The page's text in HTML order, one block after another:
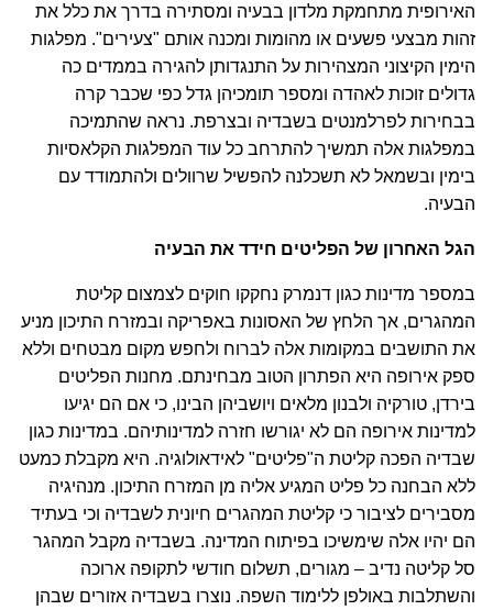
האירופית מתחמקת מלדון בבעיה ומסתירה בדרך את כלל את
זהות מבצעי פשעים או מהומות ומכנה אותם "צעירים". מפלגות
הימין הקיצוני המצהירות על התנגדותן להגירה בממדים כה
גדולים זוכות לאהדה ומספר תומכיהן גדל כפי שכבר קרה
בבחירות לפרלמנטים בשבדיה ובצרפת. נראה שהתמיכה
במפלגות אלה תמשיך להתרחב כל עוד המפלגות הקלאסיות
בימין ובשמאל לא תשכלנה להפשיל שרוולים ולהתמודד עם
הבעיה.
הגל האחרון של הפליטים חידד את הבעיה
במספר מדינות כגון דנמרק נחקקו חוקים לצמצום קליטת
המהגרים, אך הלחץ של האסונות באפריקה ובמזרח התיכון מניע
את התושבים במקומות אלה לברוח ולחפש מקום מבטחים וללא
ספק אירופה היא הפתרון הטוב מבחינתם. מחנות הפליטים
בירדן, טורקיה ולבנון מלאים ויושביהן הבינו, כי אם הם יגיעו
למדינות אירופה הם לא יגורשו חזרה למדינותיהם. במדינות כגון
שבדיה הפכה קליטת ה"פליטים" לאידאולוגיה. היא מקבלת כמעט
ללא הבחנה כל פליט המגיע אליה מן המזרח התיכון. מנהיגיה
מסבירים לציבור כי קליטת המהגרים חיונית לשבדיה וכי בעתיד
הם יהיו אלה שימשיכו בפיתוח המדינה. בשבדיה מקבל המהגר
סל קליטה נדיב – מגורים, תשלום חודשי לתקופה ארוכה
והשתלבות באולפן ללימוד השפה. נוצרו בשבדיה אזורים שבהן